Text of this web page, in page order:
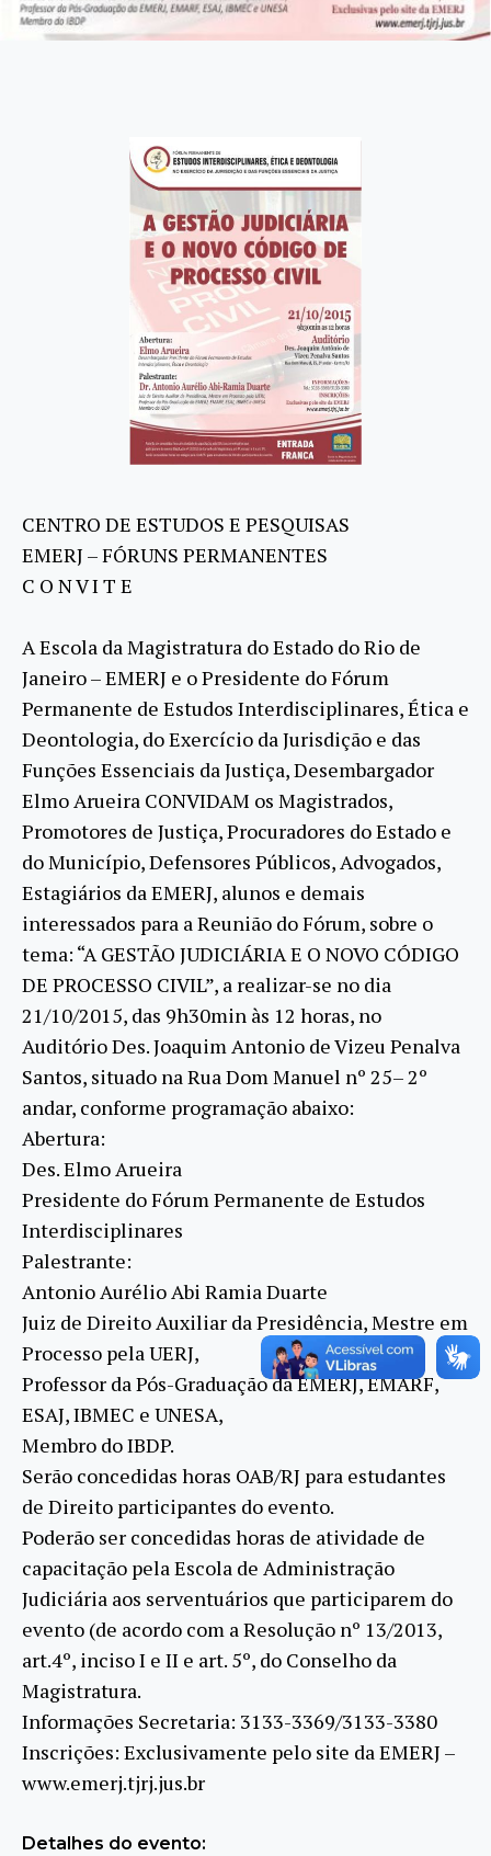
CENTRO DE ESTUDOS E PESQUISAS
EMERJ – FÓRUNS PERMANENTES
C O N V I T E
A Escola da Magistratura do Estado do Rio de
Janeiro – EMERJ e o Presidente do Fórum
Permanente de Estudos Interdisciplinares, Ética e
Deontologia, do Exercício da Jurisdição e das
Funções Essenciais da Justiça, Desembargador
Elmo Arueira CONVIDAM os Magistrados,
Promotores de Justiça, Procuradores do Estado e
do Município, Defensores Públicos, Advogados,
Estagiários da EMERJ, alunos e demais
interessados para a Reunião do Fórum, sobre o
tema: “A GESTÃO JUDICIÁRIA E O NOVO CÓDIGO
DE PROCESSO CIVIL”, a realizar-se no dia
21/10/2015, das 9h30min às 12 horas, no
Auditório Des. Joaquim Antonio de Vizeu Penalva
Santos, situado na Rua Dom Manuel nº 25– 2º
andar, conforme programação abaixo:
Abertura:
Des. Elmo Arueira
Presidente do Fórum Permanente de Estudos
Interdisciplinares
Palestrante:
Antonio Aurélio Abi Ramia Duarte
Juiz de Direito Auxiliar da Presidência, Mestre em
Processo pela UERJ,
Professor da Pós-Graduação da EMERJ, EMARF,
ESAJ, IBMEC e UNESA,
Membro do IBDP.
Serão concedidas horas OAB/RJ para estudantes
de Direito participantes do evento.
Poderão ser concedidas horas de atividade de
capacitação pela Escola de Administração
Judiciária aos serventuários que participarem do
evento (de acordo com a Resolução nº 13/2013,
art.4º, inciso I e II e art. 5º, do Conselho da
Magistratura.
Informações Secretaria: 3133-3369/3133-3380
Inscrições: Exclusivamente pelo site da EMERJ –
www.emerj.tjrj.jus.br
Detalhes do evento: